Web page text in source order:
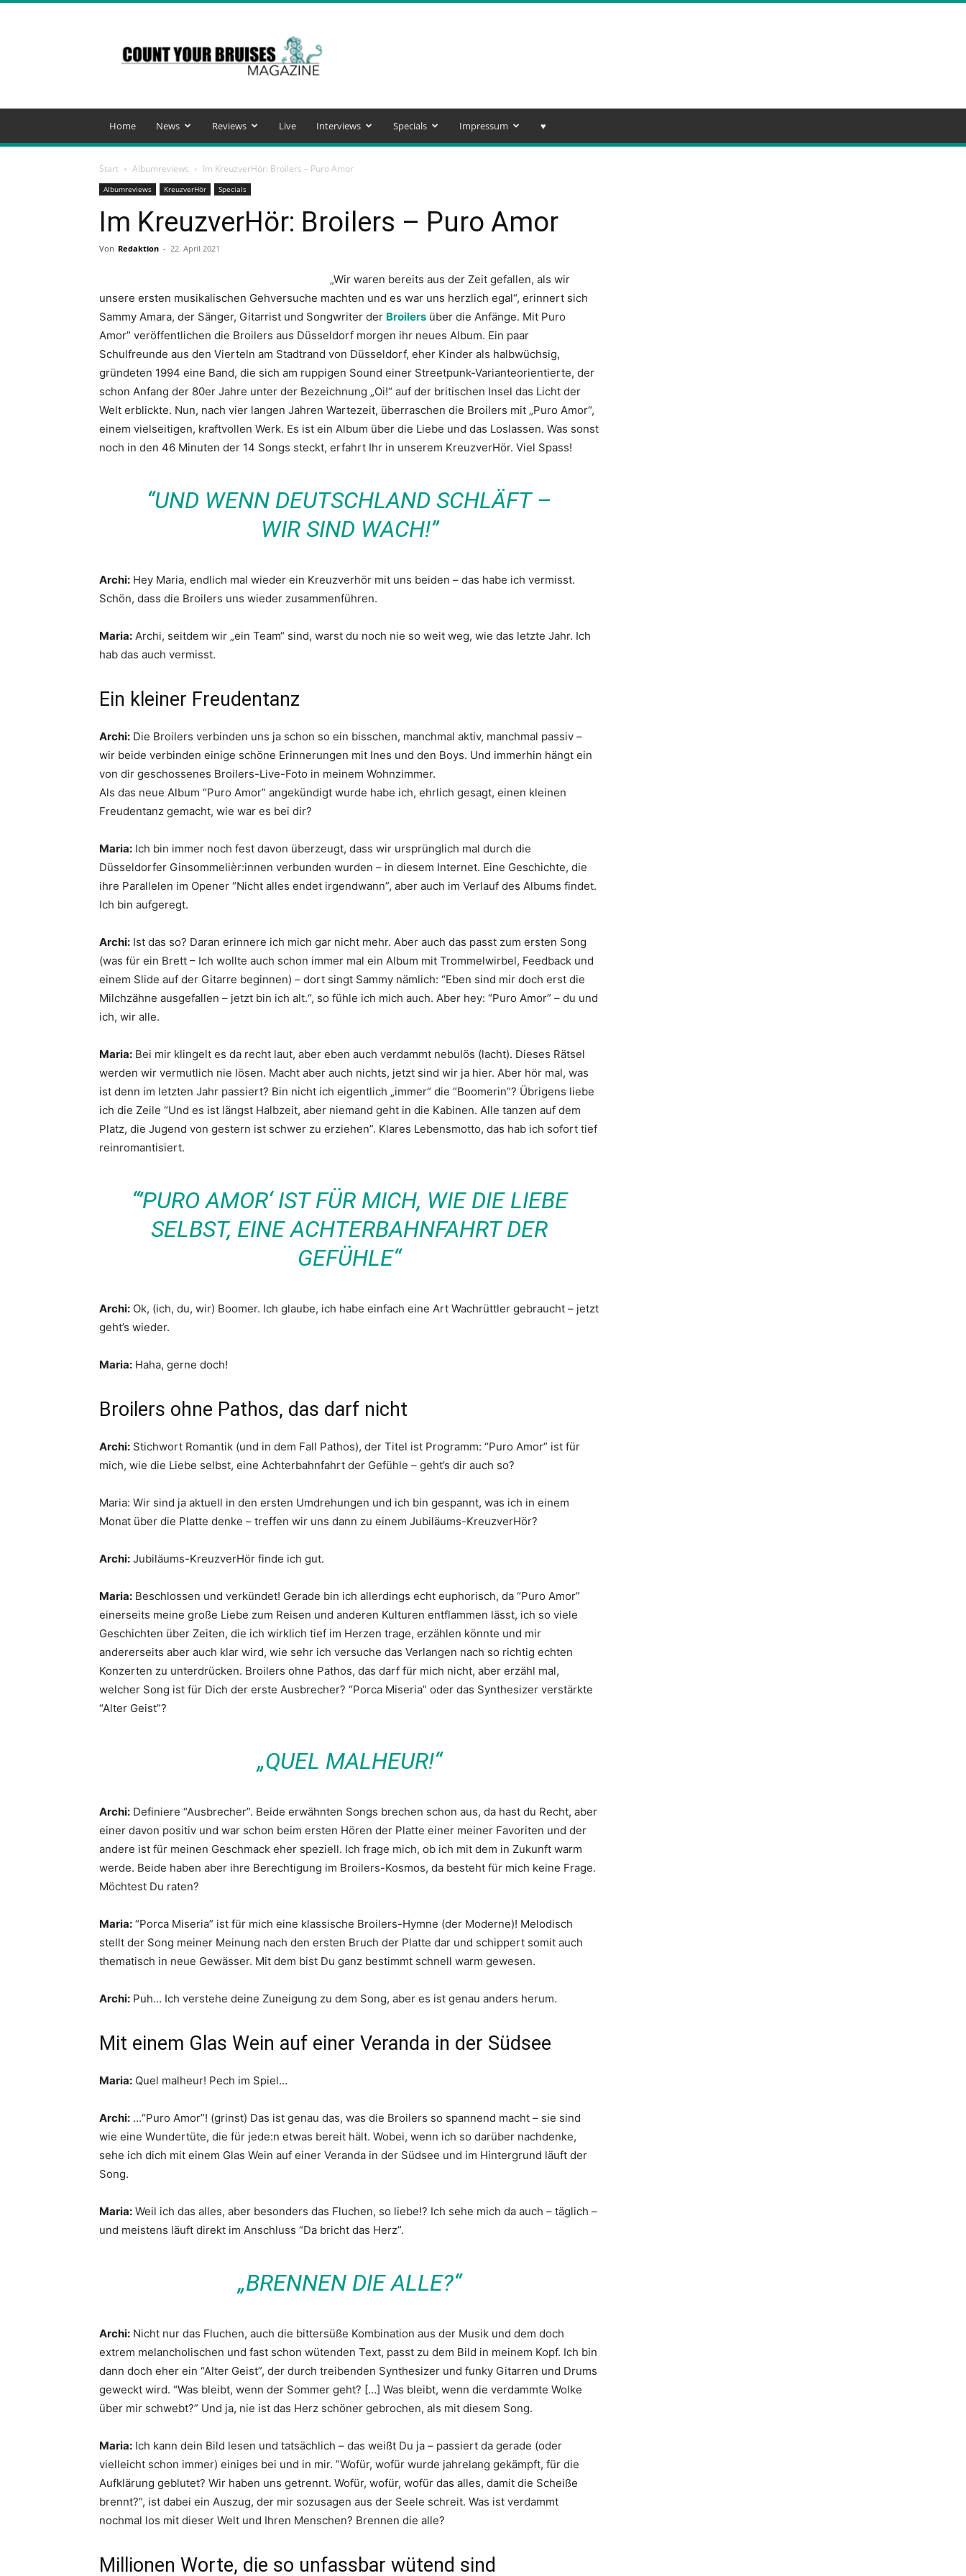
Your
Bruises
Magazine
Home News Reviews Live Interviews Specials Impressum ♥️
Start Albumreviews Im KreuzverHör: Broilers – Puro Amor
Albumreviews KreuzverHör Specials
Im KreuzverHör: Broilers – Puro Amor
Von Redaktion - 22. April 2021
„Wir waren bereits aus der Zeit gefallen, als wir
unsere ersten musikalischen Gehversuche machten und es war uns herzlich egal“, erinnert sich
Sammy Amara, der Sänger, Gitarrist und Songwriter der Broilers über die Anfänge. Mit Puro
Amor” veröffentlichen die Broilers aus Düsseldorf morgen ihr neues Album. Ein paar
Schulfreunde aus den Vierteln am Stadtrand von Düsseldorf, eher Kinder als halbwüchsig,
gründeten 1994 eine Band, die sich am ruppigen Sound einer Streetpunk-Varianteorientierte, der
schon Anfang der 80er Jahre unter der Bezeichnung „Oi!“ auf der britischen Insel das Licht der
Welt erblickte. Nun, nach vier langen Jahren Wartezeit, überraschen die Broilers mit „Puro Amor“,
einem vielseitigen, kraftvollen Werk. Es ist ein Album über die Liebe und das Loslassen. Was sonst
noch in den 46 Minuten der 14 Songs steckt, erfahrt Ihr in unserem KreuzverHör. Viel Spass!
“UND WENN DEUTSCHLAND SCHLÄFT –
WIR SIND WACH!”
Archi: Hey Maria, endlich mal wieder ein Kreuzverhör mit uns beiden – das habe ich vermisst.
Schön, dass die Broilers uns wieder zusammenführen.
Maria: Archi, seitdem wir „ein Team“ sind, warst du noch nie so weit weg, wie das letzte Jahr. Ich
hab das auch vermisst.
Ein kleiner Freudentanz
Archi: Die Broilers verbinden uns ja schon so ein bisschen, manchmal aktiv, manchmal passiv –
wir beide verbinden einige schöne Erinnerungen mit Ines und den Boys. Und immerhin hängt ein
von dir geschossenes Broilers-Live-Foto in meinem Wohnzimmer.
Als das neue Album “Puro Amor” angekündigt wurde habe ich, ehrlich gesagt, einen kleinen
Freudentanz gemacht, wie war es bei dir?
Maria: Ich bin immer noch fest davon überzeugt, dass wir ursprünglich mal durch die
Düsseldorfer Ginsommelièr:innen verbunden wurden – in diesem Internet. Eine Geschichte, die
ihre Parallelen im Opener “Nicht alles endet irgendwann”, aber auch im Verlauf des Albums findet.
Ich bin aufgeregt.
Archi: Ist das so? Daran erinnere ich mich gar nicht mehr. Aber auch das passt zum ersten Song
(was für ein Brett – Ich wollte auch schon immer mal ein Album mit Trommelwirbel, Feedback und
einem Slide auf der Gitarre beginnen) – dort singt Sammy nämlich: “Eben sind mir doch erst die
Milchzähne ausgefallen – jetzt bin ich alt.“, so fühle ich mich auch. Aber hey: “Puro Amor” – du und
ich, wir alle.
Maria: Bei mir klingelt es da recht laut, aber eben auch verdammt nebulös (lacht). Dieses Rätsel
werden wir vermutlich nie lösen. Macht aber auch nichts, jetzt sind wir ja hier. Aber hör mal, was
ist denn im letzten Jahr passiert? Bin nicht ich eigentlich „immer“ die “Boomerin”? Übrigens liebe
ich die Zeile “Und es ist längst Halbzeit, aber niemand geht in die Kabinen. Alle tanzen auf dem
Platz, die Jugend von gestern ist schwer zu erziehen”. Klares Lebensmotto, das hab ich sofort tief
reinromantisiert.
“’PURO AMOR‘ IST FÜR MICH, WIE DIE LIEBE
SELBST, EINE ACHTERBAHNFAHRT DER
GEFÜHLE“
Archi: Ok, (ich, du, wir) Boomer. Ich glaube, ich habe einfach eine Art Wachrüttler gebraucht – jetzt
geht’s wieder.
Maria: Haha, gerne doch!
Broilers ohne Pathos, das darf nicht
Archi: Stichwort Romantik (und in dem Fall Pathos), der Titel ist Programm: “Puro Amor” ist für
mich, wie die Liebe selbst, eine Achterbahnfahrt der Gefühle – geht’s dir auch so?
Maria: Wir sind ja aktuell in den ersten Umdrehungen und ich bin gespannt, was ich in einem
Monat über die Platte denke – treffen wir uns dann zu einem Jubiläums-KreuzverHör?
Archi: Jubiläums-KreuzverHör finde ich gut.
Maria: Beschlossen und verkündet! Gerade bin ich allerdings echt euphorisch, da “Puro Amor”
einerseits meine große Liebe zum Reisen und anderen Kulturen entflammen lässt, ich so viele
Geschichten über Zeiten, die ich wirklich tief im Herzen trage, erzählen könnte und mir
andererseits aber auch klar wird, wie sehr ich versuche das Verlangen nach so richtig echten
Konzerten zu unterdrücken. Broilers ohne Pathos, das darf für mich nicht, aber erzähl mal,
welcher Song ist für Dich der erste Ausbrecher? “Porca Miseria” oder das Synthesizer verstärkte
“Alter Geist”?
„QUEL MALHEUR!“
Archi: Definiere “Ausbrecher”. Beide erwähnten Songs brechen schon aus, da hast du Recht, aber
einer davon positiv und war schon beim ersten Hören der Platte einer meiner Favoriten und der
andere ist für meinen Geschmack eher speziell. Ich frage mich, ob ich mit dem in Zukunft warm
werde. Beide haben aber ihre Berechtigung im Broilers-Kosmos, da besteht für mich keine Frage.
Möchtest Du raten?
Maria: “Porca Miseria” ist für mich eine klassische Broilers-Hymne (der Moderne)! Melodisch
stellt der Song meiner Meinung nach den ersten Bruch der Platte dar und schippert somit auch
thematisch in neue Gewässer. Mit dem bist Du ganz bestimmt schnell warm gewesen.
Archi: Puh… Ich verstehe deine Zuneigung zu dem Song, aber es ist genau anders herum.
Mit einem Glas Wein auf einer Veranda in der Südsee
Maria: Quel malheur! Pech im Spiel…
Archi: …“Puro Amor”! (grinst) Das ist genau das, was die Broilers so spannend macht – sie sind
wie eine Wundertüte, die für jede:n etwas bereit hält. Wobei, wenn ich so darüber nachdenke,
sehe ich dich mit einem Glas Wein auf einer Veranda in der Südsee und im Hintergrund läuft der
Song.
Maria: Weil ich das alles, aber besonders das Fluchen, so liebe!? Ich sehe mich da auch – täglich –
und meistens läuft direkt im Anschluss “Da bricht das Herz”.
„BRENNEN DIE ALLE?“
Archi: Nicht nur das Fluchen, auch die bittersüße Kombination aus der Musik und dem doch
extrem melancholischen und fast schon wütenden Text, passt zu dem Bild in meinem Kopf. Ich bin
dann doch eher ein “Alter Geist”, der durch treibenden Synthesizer und funky Gitarren und Drums
geweckt wird. “Was bleibt, wenn der Sommer geht? […] Was bleibt, wenn die verdammte Wolke
über mir schwebt?” Und ja, nie ist das Herz schöner gebrochen, als mit diesem Song.
Maria: Ich kann dein Bild lesen und tatsächlich – das weißt Du ja – passiert da gerade (oder
vielleicht schon immer) einiges bei und in mir. ”Wofür, wofür wurde jahrelang gekämpft, für die
Aufklärung geblutet? Wir haben uns getrennt. Wofür, wofür, wofür das alles, damit die Scheiße
brennt?”, ist dabei ein Auszug, der mir sozusagen aus der Seele schreit. Was ist verdammt
nochmal los mit dieser Welt und Ihren Menschen? Brennen die alle?
Millionen Worte, die so unfassbar wütend sind